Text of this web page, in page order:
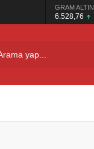
GRAM ALTIN
6.528,76